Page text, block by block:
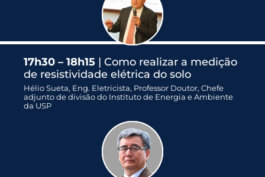
17h30 – 18h15 | Como realizar a medição
de resistividade elétrica do solo
Hélio Sueta, Eng. Eletricista, Professor Doutor, Chefe
adjunto de divisão do Instituto de Energia e Ambiente
da USP